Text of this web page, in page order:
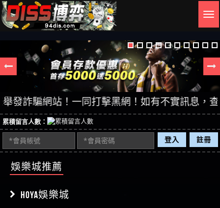
騙網站！一同打擊黑網！如有不實訊息，查證後
累積留言人數：
登入 註冊
娛樂城推薦
HOYA娛樂城